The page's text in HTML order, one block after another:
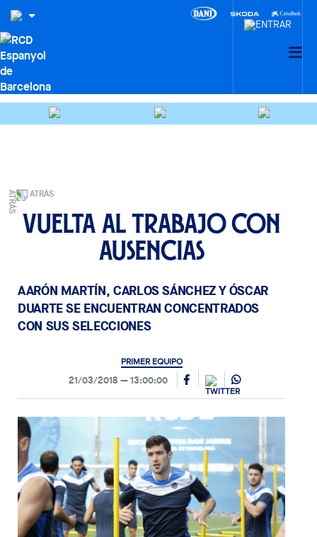
ATRÁS
Vuelta al trabajo con
ausencias
AARÓN MARTÍN, CARLOS SÁNCHEZ Y ÓSCAR
DUARTE SE ENCUENTRAN CONCENTRADOS
CON SUS SELECCIONES
PRIMER EQUIPO
21/03/2018 13:00:00